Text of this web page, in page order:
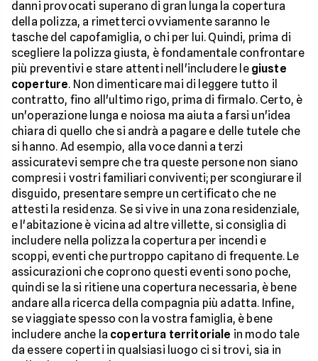
danni provocati superano di gran lunga la copertura
della polizza, a rimetterci ovviamente saranno le
tasche del capofamiglia, o chi per lui. Quindi, prima di
scegliere la polizza giusta, è fondamentale confrontare
più preventivi e stare attenti nell'includere le giuste
coperture. Non dimenticare mai di leggere tutto il
contratto, fino all'ultimo rigo, prima di firmalo. Certo, è
un'operazione lunga e noiosa ma aiuta a farsi un'idea
chiara di quello che si andrà a pagare e delle tutele che
si hanno. Ad esempio, alla voce danni a terzi
assicuratevi sempre che tra queste persone non siano
compresi i vostri familiari conviventi; per scongiurare il
disguido, presentare sempre un certificato che ne
attesti la residenza. Se si vive in una zona residenziale,
e l'abitazione è vicina ad altre villette, si consiglia di
includere nella polizza la copertura per incendi e
scoppi, eventi che purtroppo capitano di frequente. Le
assicurazioni che coprono questi eventi sono poche,
quindi se la si ritiene una copertura necessaria, è bene
andare alla ricerca della compagnia più adatta. Infine,
se viaggiate spesso con la vostra famiglia, è bene
includere anche la copertura territoriale in modo tale
da essere coperti in qualsiasi luogo ci si trovi, sia in